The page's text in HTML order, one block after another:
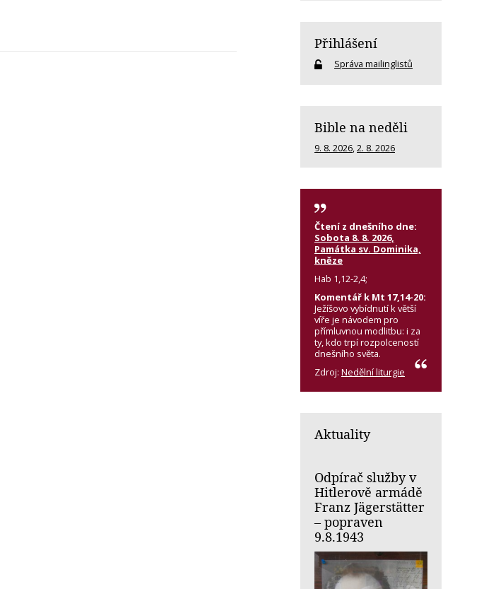
Přihlášení
Správa mailinglistů
Bible na neděli
9. 8. 2026 2. 8. 2026
Čtení z dnešního dne:
Sobota 8. 8. 2026,
Památka sv. Dominika,
kněze
Hab 1,12-2,4;
Komentář k Mt 17,14-20:
Ježíšovo vybídnutí k větší
víře je návodem pro
přímluvnou modlitbu: i za
ty, kdo trpí rozpolceností
dnešního světa.
Zdroj: Nedělní liturgie
Aktuality
Odpírač služby v
Hitlerově armádě
Franz Jägerstätter
– popraven
9.8.1943